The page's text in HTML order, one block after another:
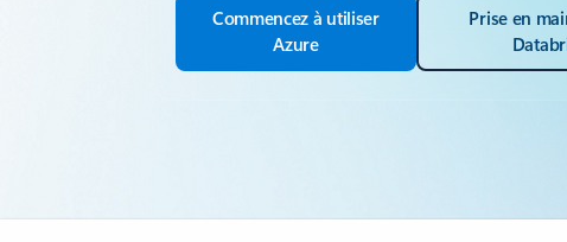
Commencez à utiliser
Azure
Prise en